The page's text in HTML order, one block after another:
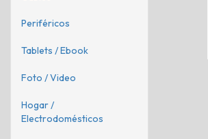
Periféricos
Tablets / Ebook
Foto / Video
Hogar /
Electrodomésticos